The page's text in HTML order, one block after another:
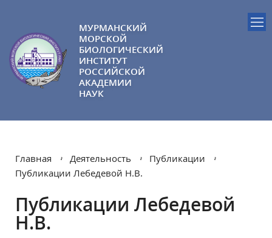
МУРМАНСКИЙ
МОРСКОЙ
БИОЛОГИЧЕСКИЙ
ИНСТИТУТ
РОССИЙСКОЙ
АКАДЕМИИ
НАУК
Главная Деятельность
Публикации
Публикации Лебедевой Н.В.
Публикации Лебедевой
Н.В.